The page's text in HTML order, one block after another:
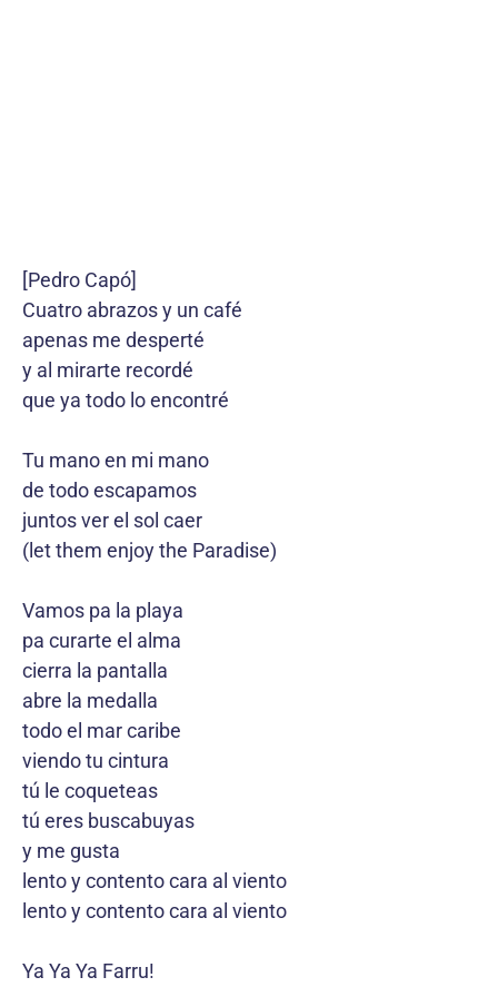
[Pedro Capó]
Cuatro abrazos y un café
apenas me desperté
y al mirarte recordé
que ya todo lo encontré
Tu mano en mi mano
de todo escapamos
juntos ver el sol caer
(let them enjoy the Paradise)
Vamos pa la playa
pa curarte el alma
cierra la pantalla
abre la medalla
todo el mar caribe
viendo tu cintura
tú le coqueteas
tú eres buscabuyas
y me gusta
lento y contento cara al viento
lento y contento cara al viento
Ya Ya Ya Farru!